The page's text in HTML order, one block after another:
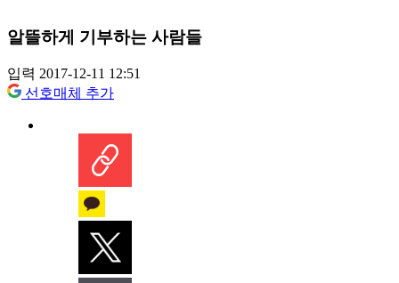
알뜰하게 기부하는 사람들
입력 2017-12-11 12:51
선호매체 추가